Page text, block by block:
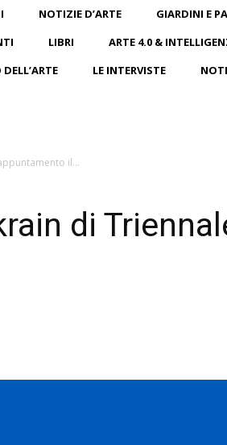
NOTIZIE D’ARTE GIARDINI E
LIBRI
ARTE 4.0 &
LE INTERVISTE
il...
di